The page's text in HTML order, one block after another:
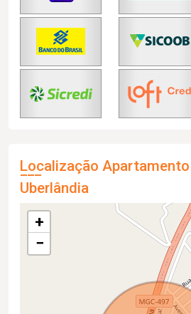
Localização
Uberlândia
+
−